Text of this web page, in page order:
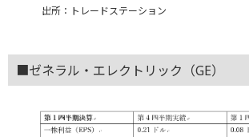
出所：トレードステーション
■ゼネラル・エレクトリック（GE）